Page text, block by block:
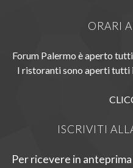
ORARI
Forum Palermo è aperto
I ristoranti sono aperti tutti
ISCRIVITI
Per ricevere in